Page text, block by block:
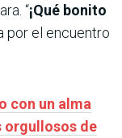
“¡Qué bonito
por el encuentro
con un alma
orgullosos de